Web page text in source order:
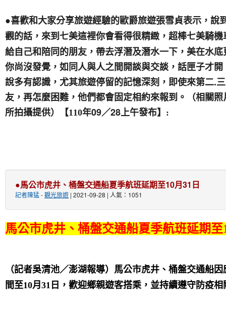
●喜歡和大家分享旅遊經驗的歐爵旅遊張雪貞表示，說
觀的話，來到七美這裡你會看得很精緻，超棒七美騎
給自己和陪同的朋友，帶去浮潛及潛水一下，美在水
你尚沒發覺，如同人與人之間開談與交談，話匣子才
說多有認識，尤其旅遊停留的記憶深刻，即使來第二.
友，再怎麼困難，他們都會固定相約來報到。（相關
所拍攝提供）
【110年09／28上午發布】 :
●馬公市虎井、桶盤交通船夏季航班延期至10月31日
記者陳猛-觀光旅遊 | 2021-09-28 | 人氣：1051
馬公市虎井、桶盤交通船夏季航班延期至
（記者吳清池／澎湖報導）馬公市虎井、桶盤交通船
間至10月 31 日，歡迎鄉親遊客搭乘，並持續遵守防疫相